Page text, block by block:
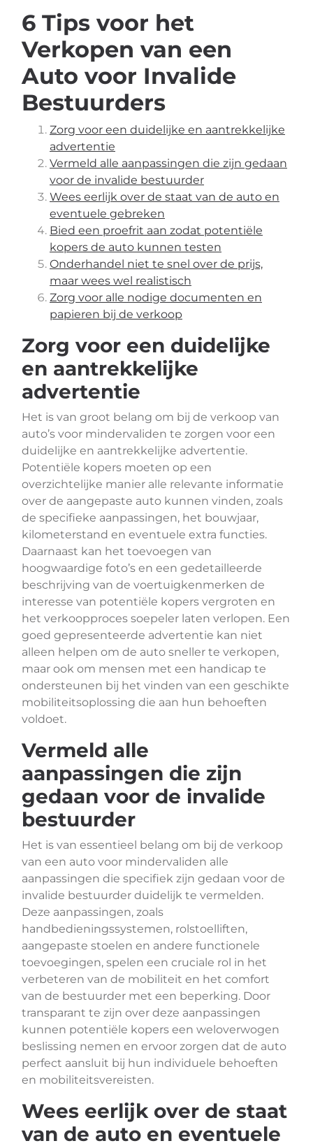
6 Tips voor het
Verkopen van een
Auto voor Invalide
Bestuurders
Zorg voor een duidelijke en aantrekkelijke
advertentie
Vermeld alle aanpassingen die zijn gedaan
voor de invalide bestuurder
Wees eerlijk over de staat van de auto en
eventuele gebreken
Bied een proefrit aan zodat potentiële
kopers de auto kunnen testen
Onderhandel niet te snel over de prijs,
maar wees wel realistisch
Zorg voor alle nodige documenten en
papieren bij de verkoop
Zorg voor een duidelijke
en aantrekkelijke
advertentie
Het is van groot belang om bij de verkoop van
auto’s voor mindervaliden te zorgen voor een
duidelijke en aantrekkelijke advertentie.
Potentiële kopers moeten op een
overzichtelijke manier alle relevante informatie
over de aangepaste auto kunnen vinden, zoals
de specifieke aanpassingen, het bouwjaar,
kilometerstand en eventuele extra functies.
Daarnaast kan het toevoegen van
hoogwaardige foto’s en een gedetailleerde
beschrijving van de voertuigkenmerken de
interesse van potentiële kopers vergroten en
het verkoopproces soepeler laten verlopen. Een
goed gepresenteerde advertentie kan niet
alleen helpen om de auto sneller te verkopen,
maar ook om mensen met een handicap te
ondersteunen bij het vinden van een geschikte
mobiliteitsoplossing die aan hun behoeften
voldoet.
Vermeld alle
aanpassingen die zijn
gedaan voor de invalide
bestuurder
Het is van essentieel belang om bij de verkoop
van een auto voor mindervaliden alle
aanpassingen die specifiek zijn gedaan voor de
invalide bestuurder duidelijk te vermelden.
Deze aanpassingen, zoals
handbedieningssystemen, rolstoelliften,
aangepaste stoelen en andere functionele
toevoegingen, spelen een cruciale rol in het
verbeteren van de mobiliteit en het comfort
van de bestuurder met een beperking. Door
transparant te zijn over deze aanpassingen
kunnen potentiële kopers een weloverwogen
beslissing nemen en ervoor zorgen dat de auto
perfect aansluit bij hun individuele behoeften
en mobiliteitsvereisten.
Wees eerlijk over de staat
van de auto en eventuele